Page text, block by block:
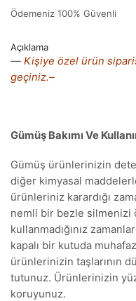
Ödemeniz 100% Güvenli
Açıklama
— Kişiye özel ürün
geçiniz.–
Gümüş Bakımı Ve
Gümüş ürünlerinizin
diğer kimyasal
ürünleriniz karardığı
nemli bir bezle
kullanmadığınız
kapalı bir kutuda
ürünlerinizin taşlarının
tutunuz. Ürünlerinizin
koruyunuz.